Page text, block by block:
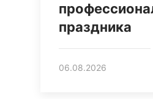
праздника
06.08.2026